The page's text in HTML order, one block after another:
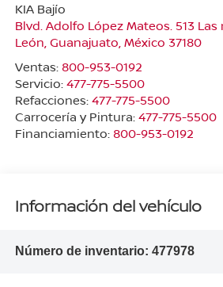
KIA Bajío
Blvd. Adolfo López Mateos. 513
León, Guanajuato, México 37180
Ventas: 800-953-0192
Servicio: 477-775-5500
Refacciones: 477-775-5500
Carrocería y Pintura: 477-775-5500
Financiamiento: 800-953-0192
Información del vehículo
Número de inventario: 477978